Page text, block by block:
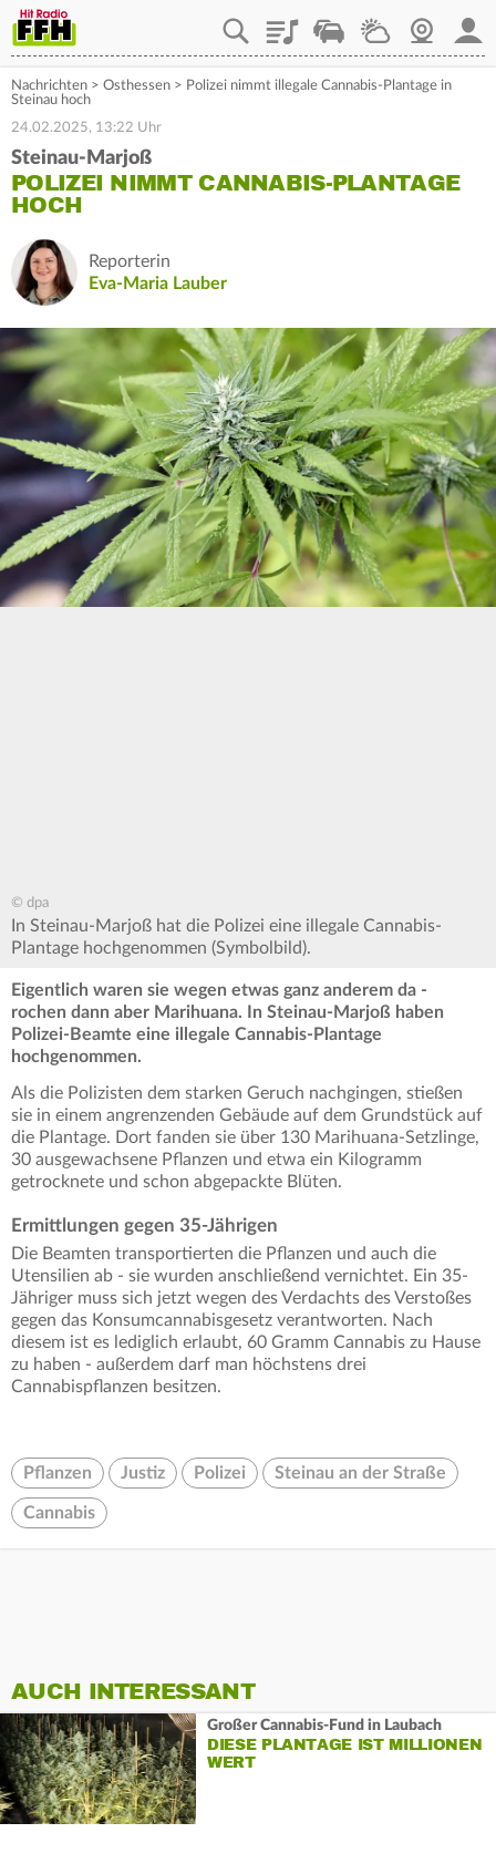
PlaylistStaupilotWetterWebcam
Nachrichten > Osthessen > Polizei nimmt illegale Cannabis-Plantage in
Steinau hoch
24.02.2025, 13:22 Uhr
Steinau-Marjoß
POLIZEI NIMMT CANNABIS-PLANTAGE
HOCH
Reporterin
Eva-Maria Lauber
© dpa
In Steinau-Marjoß hat die Polizei eine illegale Cannabis-
Plantage hochgenommen (Symbolbild).
Eigentlich waren sie wegen etwas ganz anderem da -
rochen dann aber Marihuana. In Steinau-Marjoß haben
Polizei-Beamte eine illegale Cannabis-Plantage
hochgenommen.
Als die Polizisten dem starken Geruch nachgingen, stießen
sie in einem angrenzenden Gebäude auf dem Grundstück auf
die Plantage. Dort fanden sie über 130 Marihuana-Setzlinge,
30 ausgewachsene Pflanzen und etwa ein Kilogramm
getrocknete und schon abgepackte Blüten.
Ermittlungen gegen 35-Jährigen
Die Beamten transportierten die Pflanzen und auch die
Utensilien ab - sie wurden anschließend vernichtet. Ein 35-
Jähriger muss sich jetzt wegen des Verdachts des Verstoßes
gegen das Konsumcannabisgesetz verantworten. Nach
diesem ist es lediglich erlaubt, 60 Gramm Cannabis zu Hause
zu haben - außerdem darf man höchstens drei
Cannabispflanzen besitzen.
Pflanzen Justiz Polizei Steinau an der Straße
Cannabis
AUCH INTERESSANT
Großer Cannabis-Fund in Laubach
DIESE PLANTAGE IST MILLIONEN
WERT